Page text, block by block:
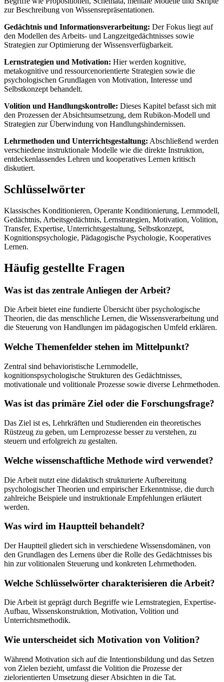
zur Beschreibung von Wissensrepräsentationen.
Gedächtnis und Informationsverarbeitung: Der Fokus liegt auf
den Modellen des Arbeits- und Langzeitgedächtnisses sowie
Strategien zur Optimierung der Wissensverfügbarkeit.
Lernstrategien und Motivation: Hier werden kognitive,
metakognitive und ressourcenorientierte Strategien sowie die
psychologischen Grundlagen von Motivation, Interesse und
Selbstkonzept behandelt.
Volition und Handlungskontrolle: Dieses Kapitel befasst sich mit
den Prozessen der Absichtsumsetzung, dem Rubikon-Modell und
Strategien zur Überwindung von Handlungshindernissen.
Lehrmethoden und Unterrichtsgestaltung: Abschließend werden
verschiedene instruktionale Modelle wie die direkte Instruktion,
entdeckenlassendes Lehren und kooperatives Lernen kritisch
diskutiert.
Schlüsselwörter
Klassisches Konditionieren, Operante Konditionierung, Lernmodell,
Gedächtnis, Arbeitsgedächtnis, Lernstrategien, Motivation, Volition,
Transfer, Expertise, Unterrichtsgestaltung, Selbstkonzept,
Kognitionspsychologie, Pädagogische Psychologie, Kooperatives
Lernen.
Häufig gestellte Fragen
Was ist das zentrale Anliegen der Arbeit?
Die Arbeit bietet eine fundierte Übersicht über psychologische
Theorien, die das menschliche Lernen, die Wissensverarbeitung und
die Steuerung von Handlungen im pädagogischen Umfeld erklären.
Welche Themenfelder stehen im Mittelpunkt?
Zentral sind behavioristische Lernmodelle,
kognitionspsychologische Strukturen des Gedächtnisses,
motivationale und volitionale Prozesse sowie diverse Lehrmethoden.
Was ist das primäre Ziel oder die Forschungsfrage?
Das Ziel ist es, Lehrkräften und Studierenden ein theoretisches
Rüstzeug zu geben, um Lernprozesse besser zu verstehen, zu
steuern und erfolgreich zu gestalten.
Welche wissenschaftliche Methode wird verwendet?
Die Arbeit nutzt eine didaktisch strukturierte Aufbereitung
psychologischer Theorien und empirischer Erkenntnisse, die durch
zahlreiche Beispiele und instruktionale Empfehlungen erläutert
werden.
Was wird im Hauptteil behandelt?
Der Hauptteil gliedert sich in verschiedene Wissensdomänen, von
den Grundlagen des Lernens über die Rolle des Gedächtnisses bis
hin zur volitionalen Steuerung und konkreten Lehrmethoden.
Welche Schlüsselwörter charakterisieren die Arbeit?
Die Arbeit ist geprägt durch Begriffe wie Lernstrategien, Expertise-
Aufbau, Wissenskonstruktion, Motivation, Volition und
Unterrichtsmethodik.
Wie unterscheidet sich Motivation von Volition?
Während Motivation sich auf die Intentionsbildung und das Setzen
von Zielen bezieht, umfasst die Volition die Prozesse der
zielorientierten Umsetzung dieser Absichten in die Tat.